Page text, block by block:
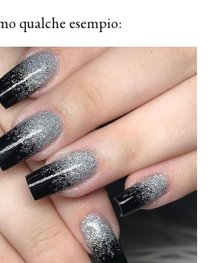
qualche esempio: